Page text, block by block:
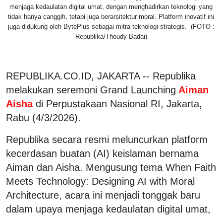
menjaga kedaulatan digital umat, dengan menghadirkan teknologi yang
tidak hanya canggih, tetapi juga berarsitektur moral. Platform inovatif ini
juga didukung oleh BytePlus sebagai mitra teknologi strategis. (FOTO :
Republika/Thoudy Badai)
REPUBLIKA.CO.ID, JAKARTA -- Republika
melakukan seremoni Grand Launching Aiman
Aisha di Perpustakaan Nasional RI, Jakarta,
Rabu (4/3/2026).
Republika secara resmi meluncurkan platform
kecerdasan buatan (AI) keislaman bernama
Aiman dan Aisha. Mengusung tema When Faith
Meets Technology: Designing AI with Moral
Architecture, acara ini menjadi tonggak baru
dalam upaya menjaga kedaulatan digital umat,